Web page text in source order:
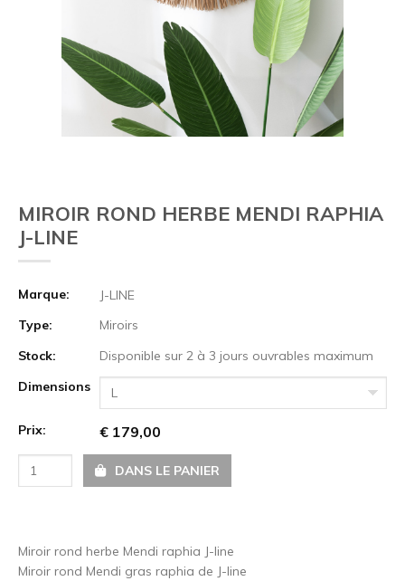
MIROIR ROND HERBE MENDI RAPHIA
J-LINE
Marque:
J-LINE
Type:
Miroirs
Stock:
Disponible sur 2 à 3 jours ouvrables maximum
Dimensions
L
Prix: € 179,00
DANS LE PANIER
Miroir rond herbe Mendi raphia J-line
Miroir rond Mendi gras raphia de J-line